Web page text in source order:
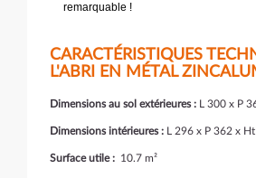
remarquable !
CARACTÉRISTIQUES
L'ABRI EN MÉTAL
Dimensions au sol extérieures : L 300 x P
Dimensions intérieures : L 296 x P 362 x
Surface utile : 10.7 m²